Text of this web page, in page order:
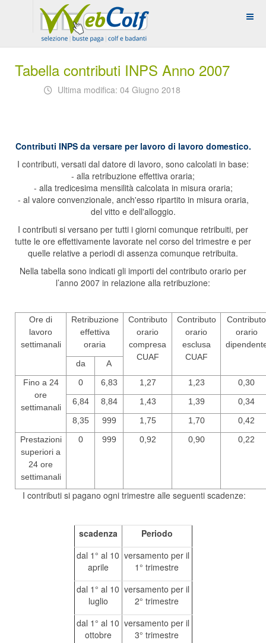
Tabella contributi INPS Anno 2007
Ultima modifica: 04 Giugno 2018
Contributi INPS da versare per lavoro di lavoro domestico.
I contributi, versati dal datore di lavoro, sono calcolati in base:
- alla retribuzione effettiva oraria;
- alla tredicesima mensilità calcolata in misura oraria;
- al valore convenzionale, anch'esso ripartito in misura oraria,
del vitto e dell'alloggio.
I contributi si versano per tutti i giorni comunque retribuiti, per
tutte le ore effettivamente lavorate nel corso del trimestre e per
quelle relative a periodi di assenza comunque retribuita.
Nella tabella sono indicati gli importi del contributo orario per
l’anno 2007 in relazione alla retribuzione:
Ore di
lavoro
settimanali
Retribuzione
effettiva
oraria
Contributo
orario
compresa
CUAF
Contributo
orario
esclusa
CUAF
Contributo
orario
da
A
Fino a 24
ore
settimanali
0 6,83 1,27 1,23
0,30
6,84
8,84 1,43 1,39
0,34
8,35
999 1,75 1,70
0,42
Prestazioni
superiori a
24 ore
settimanali
0 999 0,92 0,90 0,22
I contributi si pagano ogni trimestre alle seguenti scadenze:
scadenza
Periodo
dal 1° al 10
aprile
versamento per il
1° trimestre
dal 1° al 10
luglio
versamento per il
2° trimestre
dal 1° al 10
ottobre
versamento per il
3° trimestre